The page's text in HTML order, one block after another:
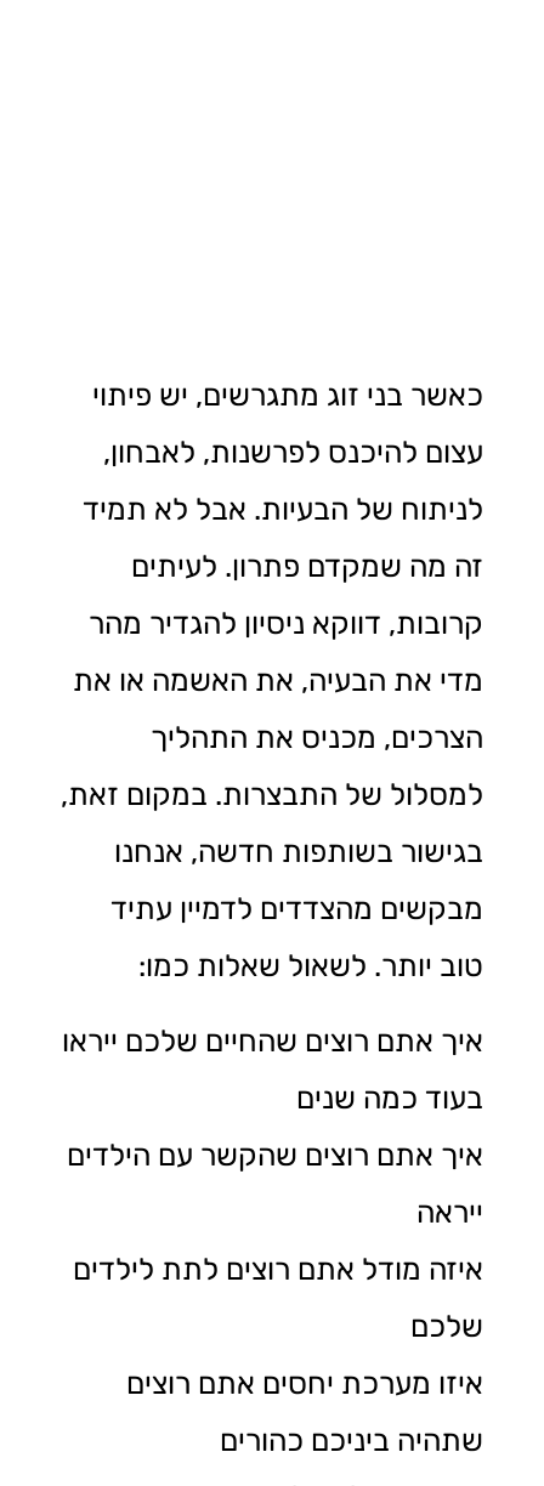
כאשר בני זוג מתגרשים, יש פיתוי
עצום להיכנס לפרשנות, לאבחון,
לניתוח של הבעיות. אבל לא תמיד
זה מה שמקדם פתרון. לעיתים
קרובות, דווקא ניסיון להגדיר מהר
מדי את הבעיה, את האשמה או את
הצרכים, מכניס את התהליך
למסלול של התבצרות. במקום זאת,
בגישור בשותפות חדשה, אנחנו
מבקשים מהצדדים לדמיין עתיד
טוב יותר. לשאול שאלות כמו:
איך אתם רוצים שהחיים שלכם ייראו
בעוד כמה שנים
איך אתם רוצים שהקשר עם הילדים
ייראה
איזה מודל אתם רוצים לתת לילדים
שלכם
איזו מערכת יחסים אתם רוצים
שתהיה ביניכם כהורים